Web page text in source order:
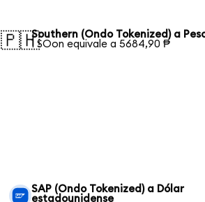
🇵🇭Southern (Ondo Tokenized) a
1 SOon equivale a 5684,90 ₱
SAP (Ondo Tokenized) a Dólar
estadounidense